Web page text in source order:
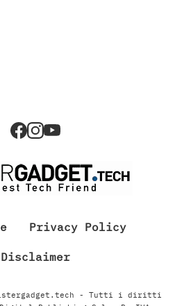
Privacy Policy
Disclaimer
- Tutti i diritti